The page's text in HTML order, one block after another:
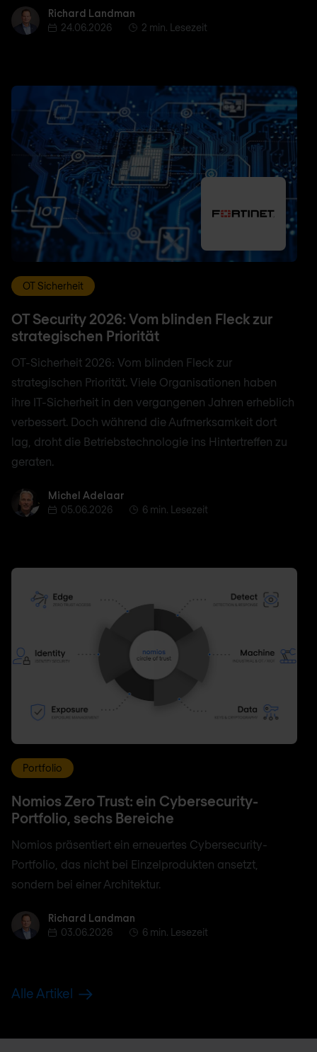
Richard Landman
Richard Landman
24.06.2026
2 min. Lesezeit
OT Sicherheit
OT Security 2026: Vom blinden Fleck zur
strategischen Priorität
OT-Sicherheit 2026: Vom blinden Fleck zur
strategischen Priorität. Viele Organisationen haben
ihre IT-Sicherheit in den vergangenen Jahren erheblich
verbessert. Doch während die Aufmerksamkeit dort
lag, droht die Betriebstechnologie ins Hintertreffen zu
geraten.
Michel Adelaar
Michel Adelaar
05.06.2026
6 min. Lesezeit
Portfolio
Nomios Zero Trust: ein Cybersecurity-
Portfolio, sechs Bereiche
Nomios präsentiert ein erneuertes Cybersecurity-
Portfolio, das nicht bei Einzelprodukten ansetzt,
sondern bei einer Architektur.
Richard Landman
Richard Landman
03.06.2026
6 min. Lesezeit
Alle Artikel